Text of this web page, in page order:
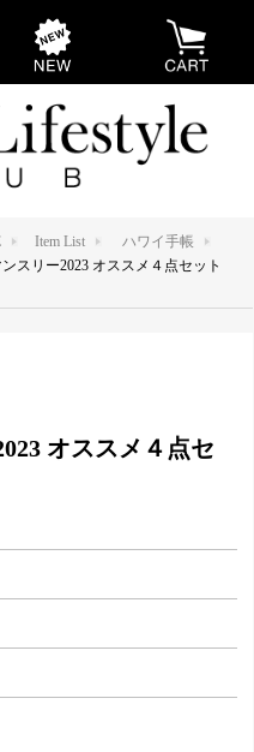
Item List
ハワイ手帳
スリー2023 オススメ４点セット
オススメ４点セ